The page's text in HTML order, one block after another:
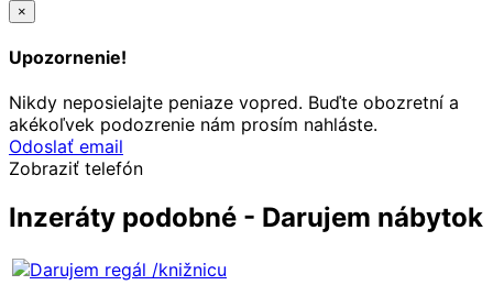
×
Upozornenie!
Nikdy neposielajte peniaze vopred. Buďte obozretní a
akékoľvek podozrenie nám prosím nahláste.
Odoslať email
Zobraziť telefón
Inzeráty podobné - Darujem nábytok